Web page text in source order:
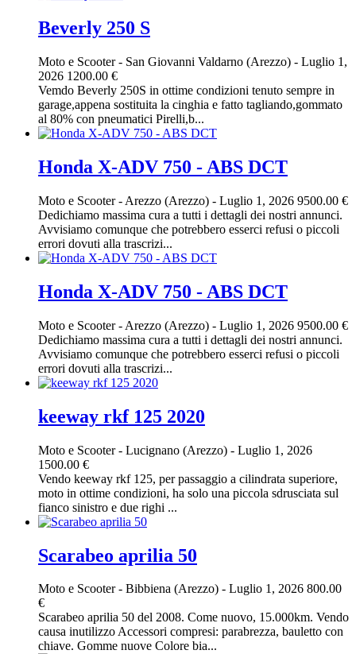
Beverly 250 S
Moto e Scooter- San Giovanni Valdarno (Arezzo) - Luglio 1,
2026 1200.00 €
Vemdo Beverly 250S in ottime condizioni tenuto sempre in
garage,appena sostituita la cinghia e fatto tagliando,gommato
al 80% con pneumatici Pirelli,b...
Honda X-ADV 750 - ABS DCT
Moto e Scooter- Arezzo (Arezzo) - Luglio 1, 2026 9500.00 €
Dedichiamo massima cura a tutti i dettagli dei nostri annunci.
Avvisiamo comunque che potrebbero esserci refusi o piccoli
errori dovuti alla trascrizi...
Honda X-ADV 750 - ABS DCT
Moto e Scooter- Arezzo (Arezzo) - Luglio 1, 2026 9500.00 €
Dedichiamo massima cura a tutti i dettagli dei nostri annunci.
Avvisiamo comunque che potrebbero esserci refusi o piccoli
errori dovuti alla trascrizi...
keeway rkf 125 2020
Moto e Scooter- Lucignano (Arezzo) - Luglio 1, 2026
1500.00 €
Vendo keeway rkf 125, per passaggio a cilindrata superiore,
moto in ottime condizioni, ha solo una piccola sdrusciata sul
fianco sinistro e due righi ...
Scarabeo aprilia 50
Moto e Scooter- Bibbiena (Arezzo) - Luglio 1, 2026 800.00
€
Scarabeo aprilia 50 del 2008. Come nuovo, 15.000km. Vendo
causa inutilizzo Accessori compresi: parabrezza, bauletto con
chiave. Gomme nuove Colore bia...